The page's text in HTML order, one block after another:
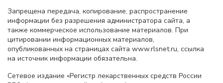
Запрещена передача, копирование, распространение
информации без разрешения администратора сайта, а
также коммерческое использование материалов. При
цитировании информационных материалов,
опубликованных на страницах сайта www.rlsnet.ru, ссылка
на источник информации обязательна.
Сетевое издание «Регистр лекарственных средств России